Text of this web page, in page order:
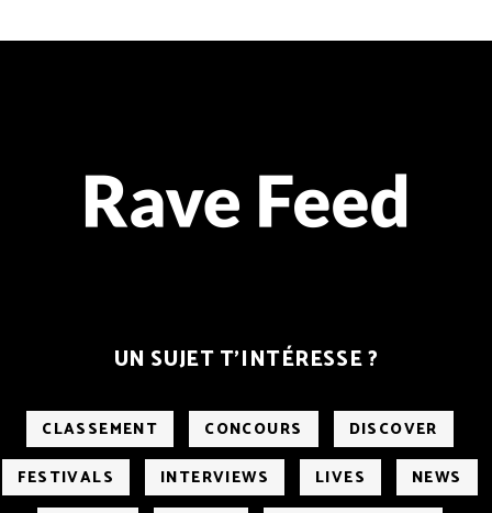
UN SUJET T’INTÉRESSE ?
CLASSEMENT CONCOURS
DISCOVER
FESTIVALS
INTERVIEWS LIVES NEWS